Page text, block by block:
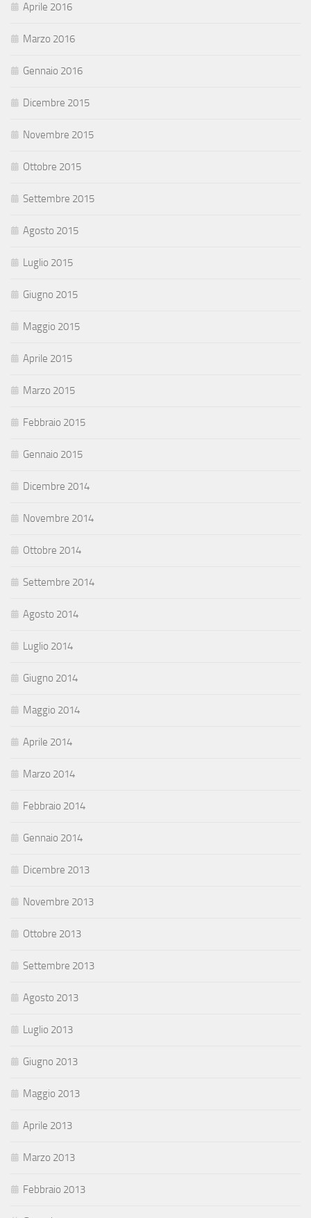
Aprile 2016
Marzo 2016
Gennaio 2016
Dicembre 2015
Novembre 2015
Ottobre 2015
Settembre 2015
Agosto 2015
Luglio 2015
Giugno 2015
Maggio 2015
Aprile 2015
Marzo 2015
Febbraio 2015
Gennaio 2015
Dicembre 2014
Novembre 2014
Ottobre 2014
Settembre 2014
Agosto 2014
Luglio 2014
Giugno 2014
Maggio 2014
Aprile 2014
Marzo 2014
Febbraio 2014
Gennaio 2014
Dicembre 2013
Novembre 2013
Ottobre 2013
Settembre 2013
Agosto 2013
Luglio 2013
Giugno 2013
Maggio 2013
Aprile 2013
Marzo 2013
Febbraio 2013